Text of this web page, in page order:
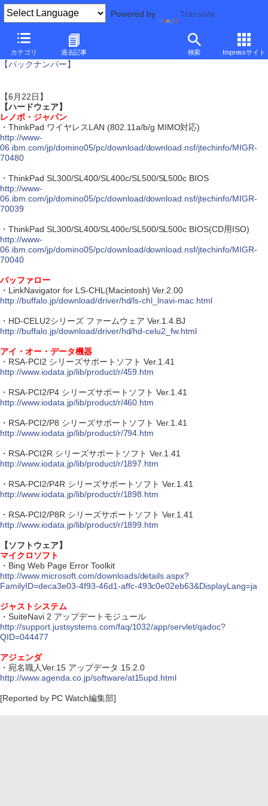
Powered by Translate
カテゴリ 過去記事 検索 Impressサイト
【バックナンバー】
【6月22日】
【ハードウェア】
レノボ・ジャパン
・ThinkPad ワイヤレスLAN (802.11a/b/g MIMO対応)
http://www-
06.ibm.com/jp/domino05/pc/download/download.nsf/jtechinfo/MIGR-
70480
・ThinkPad SL300/SL400/SL400c/SL500/SL500c BIOS
http://www-
06.ibm.com/jp/domino05/pc/download/download.nsf/jtechinfo/MIGR-
70039
・ThinkPad SL300/SL400/SL400c/SL500/SL500c BIOS(CD用ISO)
http://www-
06.ibm.com/jp/domino05/pc/download/download.nsf/jtechinfo/MIGR-
70040
バッファロー
・LinkNavigator for LS-CHL(Macintosh) Ver.2.00
http://buffalo.jp/download/driver/hd/ls-chl_lnavi-mac.html
・HD-CELU2シリーズ ファームウェア Ver.1.4.BJ
http://buffalo.jp/download/driver/hd/hd-celu2_fw.html
アイ・オー・データ機器
・RSA-PCI2 シリーズサポートソフト Ver.1.41
http://www.iodata.jp/lib/product/r/459.htm
・RSA-PCI2/P4 シリーズサポートソフト Ver.1.41
http://www.iodata.jp/lib/product/r/460.htm
・RSA-PCI2/P8 シリーズサポートソフト Ver.1.41
http://www.iodata.jp/lib/product/r/794.htm
・RSA-PCI2R シリーズサポートソフト Ver.1.41
http://www.iodata.jp/lib/product/r/1897.htm
・RSA-PCI2/P4R シリーズサポートソフト Ver.1.41
http://www.iodata.jp/lib/product/r/1898.htm
・RSA-PCI2/P8R シリーズサポートソフト Ver.1.41
http://www.iodata.jp/lib/product/r/1899.htm
【ソフトウェア】
マイクロソフト
・Bing Web Page Error Toolkit
http://www.microsoft.com/downloads/details.aspx?
FamilyID=deca3e03-4f93-46d1-affc-493c0e02eb63&DisplayLang=ja
ジャストシステム
・SuiteNavi 2 アップデートモジュール
http://support.justsystems.com/faq/1032/app/servlet/qadoc?
QID=044477
アジェンダ
・宛名職人Ver.15 アップデータ 15.2.0
http://www.agenda.co.jp/software/at15upd.html
[Reported by PC Watch編集部]